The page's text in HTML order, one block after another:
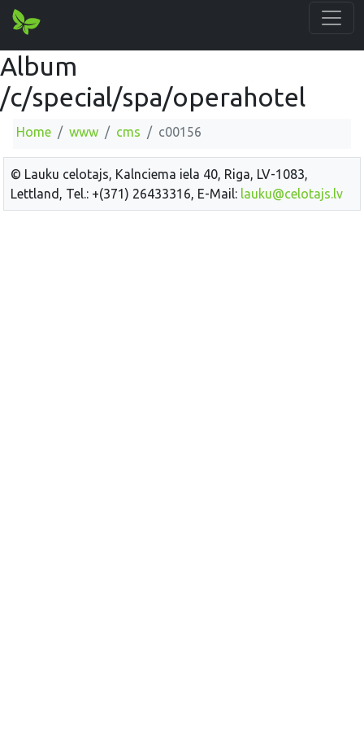
Album
/c/special/spa/operahotel
Home www cms c00156
© Lauku celotajs, Kalnciema iela 40, Riga, LV-1083,
Lettland, Tel.: +(371) 26433316, E-Mail: lauku@celotajs.lv